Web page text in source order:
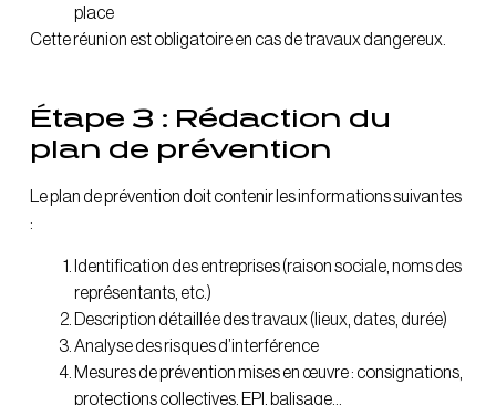
place
Cette réunion est obligatoire en cas de travaux dangereux.
Étape 3 : Rédaction du
plan de prévention
Le plan de prévention doit contenir les informations suivantes
:
Identification des entreprises (raison sociale, noms des
représentants, etc.)
Description détaillée des travaux (lieux, dates, durée)
Analyse des risques d’interférence
Mesures de prévention mises en œuvre : consignations,
protections collectives, EPI, balisage…